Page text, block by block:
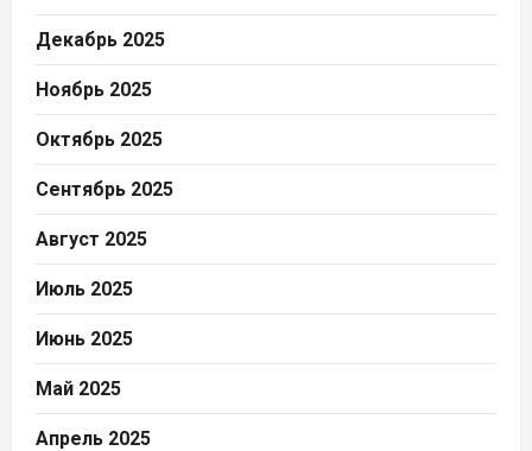
Декабрь 2025
Ноябрь 2025
Октябрь 2025
Сентябрь 2025
Август 2025
Июль 2025
Июнь 2025
Май 2025
Апрель 2025